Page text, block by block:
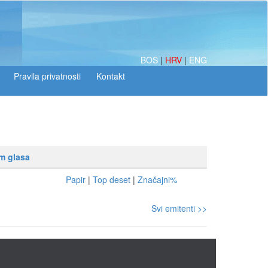
BOS | HRV | ENG
glasa
Papir | Top deset | Značajni%
Svi emitenti >>